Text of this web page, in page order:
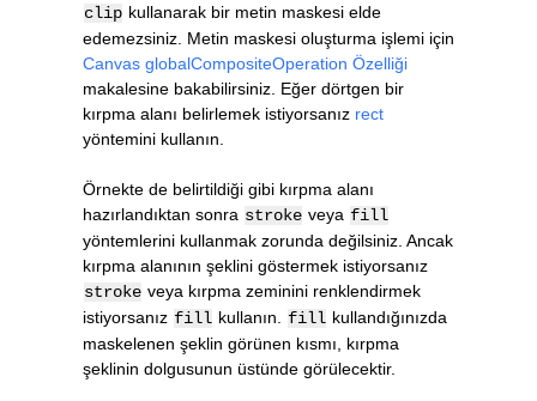
clip kullanarak bir metin maskesi elde
edemezsiniz. Metin maskesi oluşturma işlemi için
Canvas globalCompositeOperation Özelliği
makalesine bakabilirsiniz. Eğer dörtgen bir
kırpma alanı belirlemek istiyorsanız rect
yöntemini kullanın.
Örnekte de belirtildiği gibi kırpma alanı
hazırlandıktan sonra stroke veya fill
yöntemlerini kullanmak zorunda değilsiniz. Ancak
kırpma alanının şeklini göstermek istiyorsanız
stroke veya kırpma zeminini renklendirmek
istiyorsanız fill kullanın. fill kullandığınızda
maskelenen şeklin görünen kısmı, kırpma
şeklinin dolgusunun üstünde görülecektir.